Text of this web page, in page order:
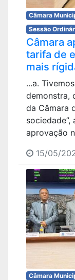
Câmara
Sessão
Câmara
tarifa de
mais
...a.
demonstra,
da Câmara
aprovação
15/05/
Câmara